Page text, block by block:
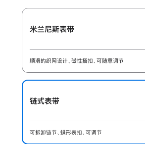
米兰尼斯表带
顺滑的织网设计、磁性搭扣、可随意调节
链式表带
可拆卸链节、蝶形表扣、可调节